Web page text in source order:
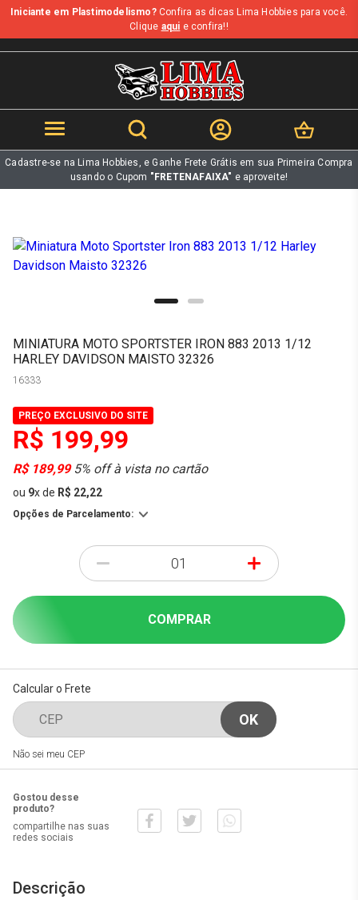
b
Iniciante em Plastimodelismo?Confira as dicas Lima Hobbies para você.
Clique aqui e confira!!
Cadastre-se na Lima Hobbies, e Ganhe Frete Grátis em sua Primeira Compra
usando o Cupom "FRETENAFAIXA" e aproveite!
MINIATURA MOTO SPORTSTER IRON 883 2013 1/12
HARLEY DAVIDSON MAISTO 32326
16333
PREÇO EXCLUSIVO DO SITE
R$ 199,99
R$ 189,995% off à vista no cartão
ou 9xde R$ 22,22
Opções de Parcelamento:
- +
COMPRAR
Calcular o Frete
Não sei meu CEP
Gostou desse
produto?
compartilhe nas suas
redes sociais
Descrição